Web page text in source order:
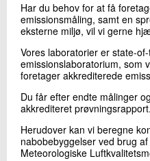
Har du behov for at få
emissionsmåling, samt en
eksterne miljø, vil vi gerne
Vores laboratorier er state-
emissionslaboratorium, som
foretager akkrediterede
Du får efter endte målinger
akkrediteret prøvningsrapport.
Herudover kan vi beregne
nabobebyggelser ved brug
Meteorologiske